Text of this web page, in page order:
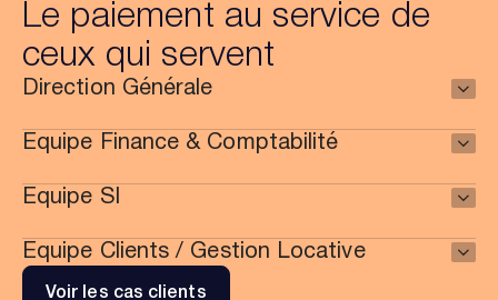
Le paiement au service de
ceux qui servent
Direction Générale
Equipe Finance & Comptabilité
Equipe SI
Equipe Clients / Gestion Locative
Voir les cas clients